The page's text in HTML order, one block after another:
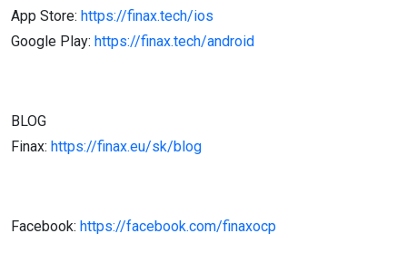
App Store: https://finax.tech/ios
Google Play: https://finax.tech/android
BLOG
Finax: https://finax.eu/sk/blog
Facebook: https://facebook.com/finaxocp